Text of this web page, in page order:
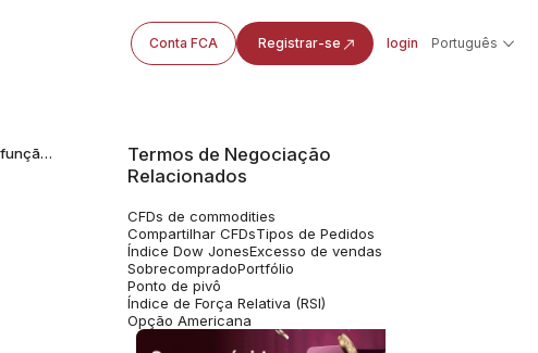
Conta FCA Registrar-se login Português
O que é a ASIC Austrália e qual a sua função?
Termos de Negociação
Relacionados
CFDs de commodities
Compartilhar CFDsTipos de Pedidos
Índice Dow JonesExcesso de vendas
SobrecompradoPortfólio
Ponto de pivô
Índice de Força Relativa (RSI)
Opção Americana